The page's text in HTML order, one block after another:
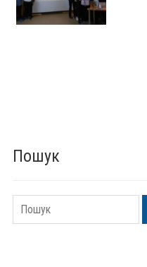
Пошук
Пошук